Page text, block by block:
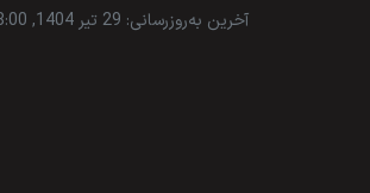
آخرین به‌روزرسانی: 29 تیر 1404, 8:00 ق.ظ